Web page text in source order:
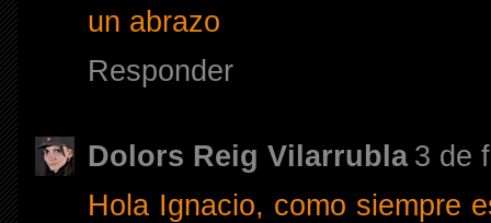
un abrazo
Responder
Dolors Reig Vilarrubla 3 de
Hola Ignacio, como siempre